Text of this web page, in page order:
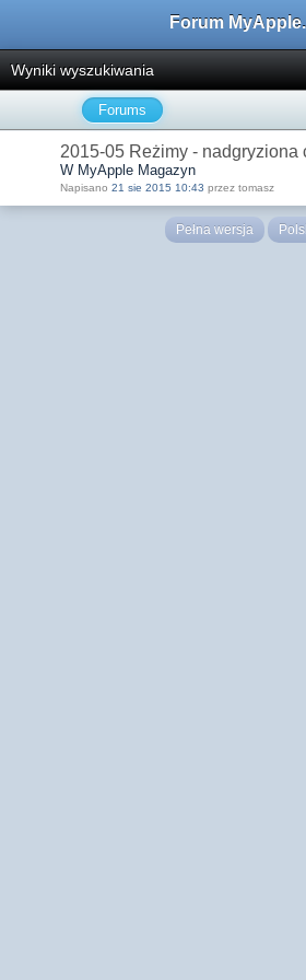
Forum
Wyniki wyszukiwania
Forums
2015-05 Reżimy - nadgryziona
W MyApple Magazyn
Napisano 21 sie 2015 10:43 przez tomasz
Pełna wersja